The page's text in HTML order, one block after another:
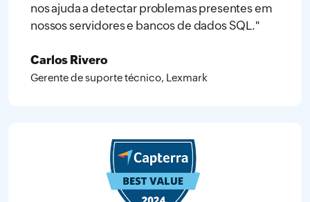
nos ajuda a detectar problemas presentes em
nossos servidores e bancos de dados SQL."
Carlos Rivero
Gerente de suporte técnico, Lexmark